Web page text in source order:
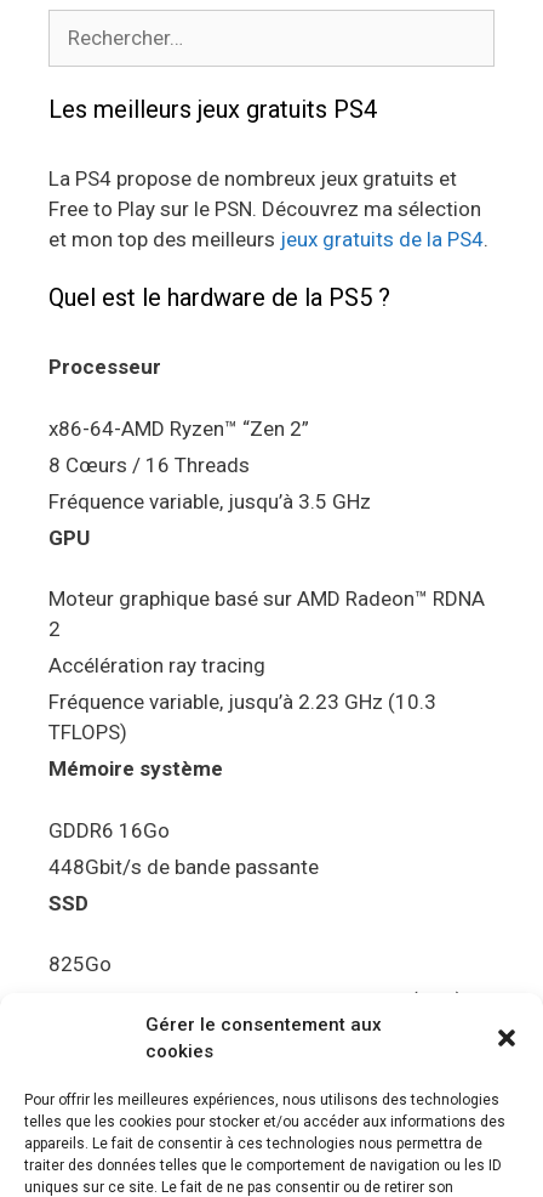
Gérer le consentement aux
cookies
Pour offrir les meilleures expériences, nous utilisons des technologies
telles que les cookies pour stocker et/ou accéder aux informations des
appareils. Le fait de consentir à ces technologies nous permettra de
traiter des données telles que le comportement de navigation ou les ID
uniques sur ce site. Le fait de ne pas consentir ou de retirer son
Les meilleurs jeux gratuits PS4
La PS4 propose de nombreux jeux gratuits et
Free to Play sur le PSN. Découvrez ma sélection
et mon top des meilleurs jeux gratuits de la PS4.
Quel est le hardware de la PS5 ?
Processeur
x86-64-AMD Ryzen™ “Zen 2”
8 Cœurs / 16 Threads
Fréquence variable, jusqu’à 3.5 GHz
GPU
Moteur graphique basé sur AMD Radeon™ RDNA
2
Accélération ray tracing
Fréquence variable, jusqu’à 2.23 GHz (10.3
TFLOPS)
Mémoire système
GDDR6 16Go
448Gbit/s de bande passante
SSD
825Go
5.5Gbit/s de bande passante en lecture (Brut)
Disque de jeu PS5
Ultra HD Blu-ray™, jusqu’à 100Go/disque
Sortie vidéo